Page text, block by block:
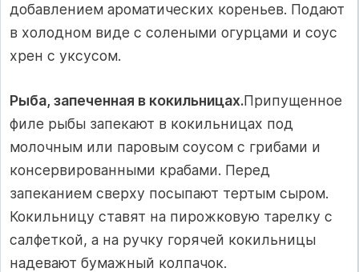
добавлением ароматических кореньев. Подают
в холодном виде с солеными огурцами и соус
хрен с уксусом.
Рыба, запеченная в кокильницах.Припущенное
филе рыбы запекают в кокильницах под
молочным или паровым соусом с грибами и
консервированными крабами. Перед
запеканием сверху посыпают тертым сыром.
Кокильницу ставят на пирожковую тарелку с
салфеткой, а на ручку горячей кокильницы
надевают бумажный колпачок.